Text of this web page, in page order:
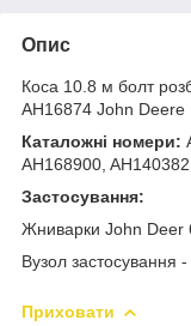
Опис
Коса 10.8 м болт
AH16874 John Deere
Каталожні номери:
AH168900,
Застосування:
Жниварки John Deer
Вузол застосування -
Приховати